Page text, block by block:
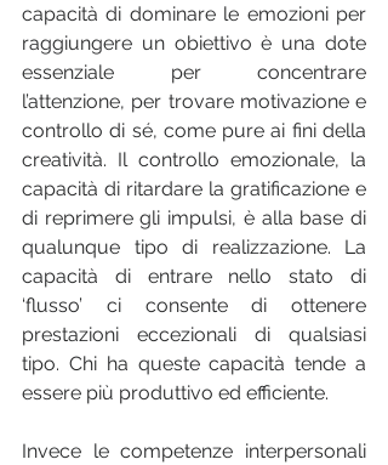
capacità di dominare le emozioni per
raggiungere un obiettivo è una dote
essenziale per concentrare
l’attenzione, per trovare motivazione e
controllo di sé, come pure ai fini della
creatività. Il controllo emozionale, la
capacità di ritardare la gratificazione e
di reprimere gli impulsi, è alla base di
qualunque tipo di realizzazione. La
capacità di entrare nello stato di
‘flusso’ ci consente di ottenere
prestazioni eccezionali di qualsiasi
tipo. Chi ha queste capacità tende a
essere più produttivo ed efficiente.
Invece le competenze interpersonali